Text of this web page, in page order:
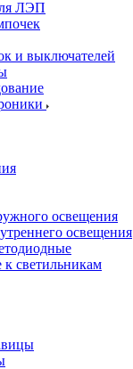
ЛЭП
и выключателей
освещения
освещения
светильникам